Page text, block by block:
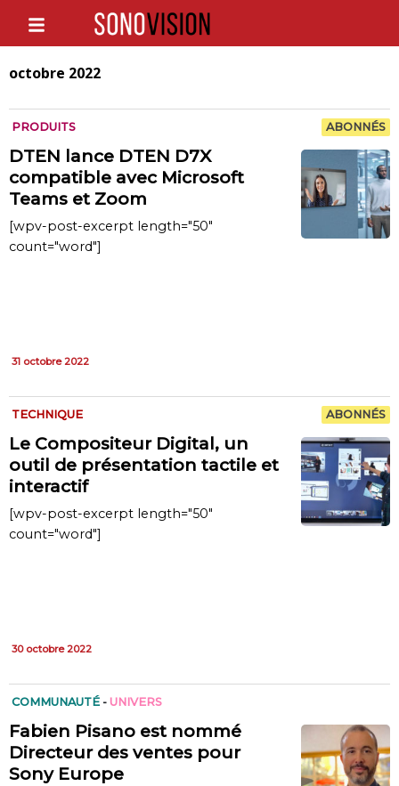
octobre 2022
PRODUITS ABONNÉS
DTEN lance DTEN D7X
compatible avec Microsoft
Teams et Zoom
[wpv-post-excerpt length="50"
count="word"]
31 octobre 2022
TECHNIQUE ABONNÉS
Le Compositeur Digital, un
outil de présentation tactile et
interactif
[wpv-post-excerpt length="50"
count="word"]
30 octobre 2022
COMMUNAUTÉ - UNIVERS
Fabien Pisano est nommé
Directeur des ventes pour
Sony Europe